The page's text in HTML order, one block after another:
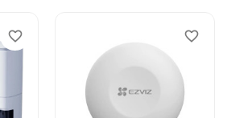
favorite_border favorite_border